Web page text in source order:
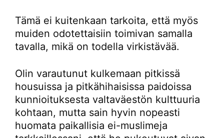
Tämä ei kuitenkaan tarkoita, että myös
muiden odotettaisiin toimivan samalla
tavalla, mikä on todella virkistävää.
Olin varautunut kulkemaan pitkissä
housuissa ja pitkähihaisissa paidoissa
kunnioituksesta valtaväestön kulttuuria
kohtaan, mutta sain hyvin nopeasti
huomata paikallisia ei-muslimeja